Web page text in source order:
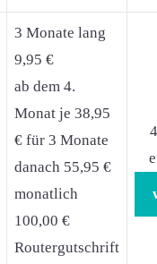
3 Monate lang
9,95 €
ab dem 4.
Monat je 38,95
€ für 3 Monate
danach 55,95 €
monatlich
100,00 €
Routergutschrift